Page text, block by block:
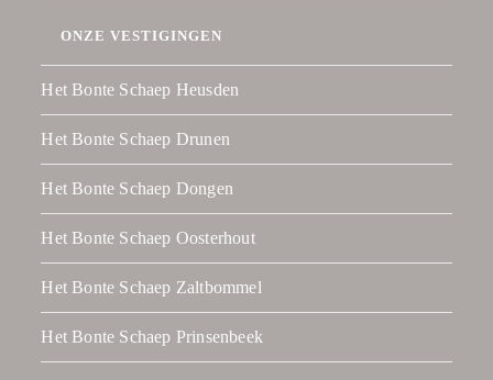
ONZE VESTIGINGEN
Het Bonte Schaep Heusden
Het Bonte Schaep Drunen
Het Bonte Schaep Dongen
Het Bonte Schaep Oosterhout
Het Bonte Schaep Zaltbommel
Het Bonte Schaep Prinsenbeek